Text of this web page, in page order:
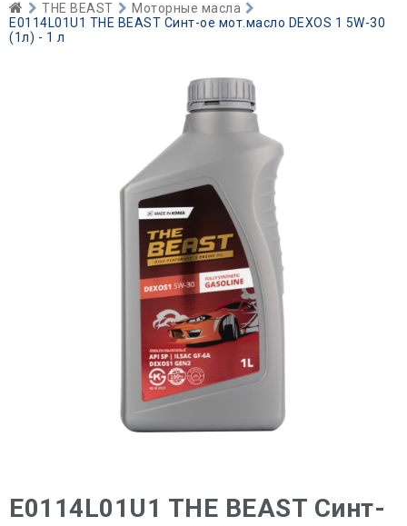
THE BEAST
Моторные масла
E0114L01U1 THE BEAST Синт-ое мот.масло DEXOS 1 5W-30
(1л) - 1 л
E0114L01U1 THE BEAST Синт-